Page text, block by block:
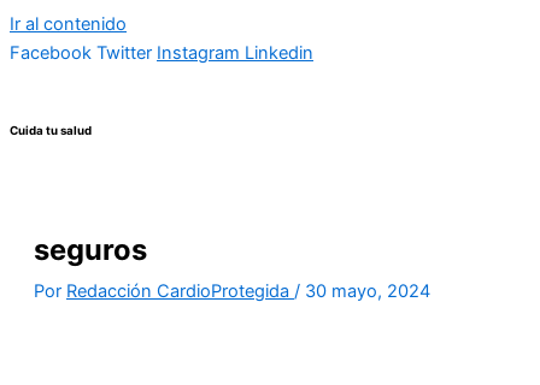
Ir al contenido
Facebook Twitter Instagram Linkedin
Cuida tu salud
seguros
Por Redacción CardioProtegida / 30 mayo, 2024